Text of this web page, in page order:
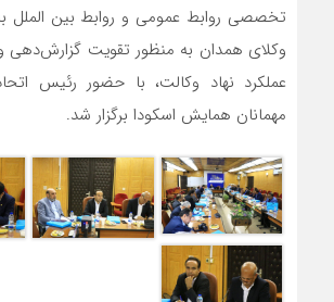
تخصصی روابط عمومی و روابط بین الملل
وکلای همدان به منظور تقویت گزارش‌دهی
عملکرد نهاد وکالت، با حضور رئیس
مهمانان همایش اسکودا برگزار شد.